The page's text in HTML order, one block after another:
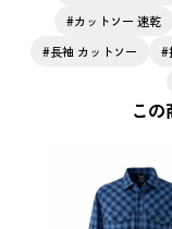
カットソー 速乾
長袖 カットソー
こ